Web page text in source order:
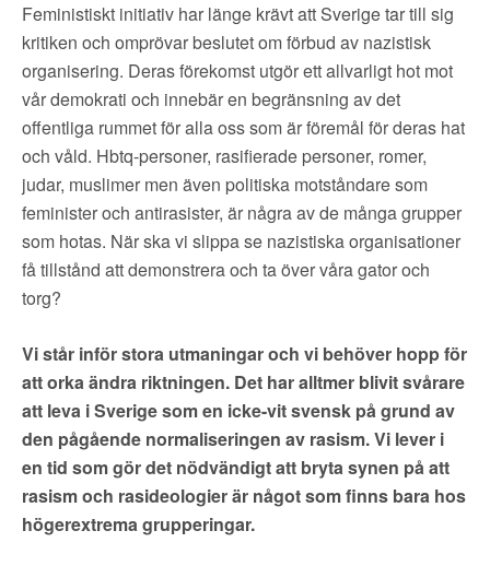
Feministiskt initiativ har länge krävt att Sverige tar till sig
kritiken och omprövar beslutet om förbud av nazistisk
organisering. Deras förekomst utgör ett allvarligt hot mot
vår demokrati och innebär en begränsning av det
offentliga rummet för alla oss som är föremål för deras hat
och våld. Hbtq-personer, rasifierade personer, romer,
judar, muslimer men även politiska motståndare som
feminister och antirasister, är några av de många grupper
som hotas. När ska vi slippa se nazistiska organisationer
få tillstånd att demonstrera och ta över våra gator och
torg?
Vi står inför stora utmaningar och vi behöver hopp för
att orka ändra riktningen. Det har alltmer blivit svårare
att leva i Sverige som en icke-vit svensk på grund av
den pågående normaliseringen av rasism. Vi lever i
en tid som gör det nödvändigt att bryta synen på att
rasism och rasideologier är något som finns bara hos
högerextrema grupperingar.